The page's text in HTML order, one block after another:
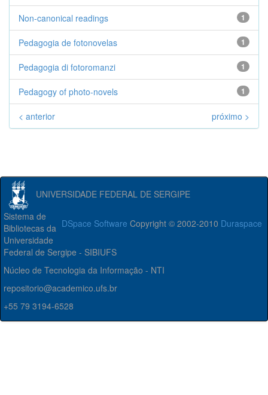
1
Non-canonical readings
1
Pedagogia de fotonovelas
1
Pedagogia di fotoromanzi
1
Pedagogy of photo-novels
< anterior próximo >
UNIVERSIDADE FEDERAL DE SERGIPE
DSpace Software Copyright © 2002-2010 Duraspace
Sistema de
Bibliotecas da
Universidade
Federal de Sergipe - SIBIUFS
Núcleo de Tecnologia da Informação - NTI
repositorio@academico.ufs.br
+55 79 3194-6528